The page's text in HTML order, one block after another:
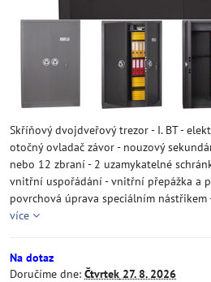
Skříňový dvojdveřový trezor - I. BT -
otočný ovladač závor - nouzový
nebo 12 zbraní - 2 uzamykatelné
vnitřní uspořádání - vnitřní přepážka a
povrchová úprava speciálním nástřikem
více
Na dotaz
Doručíme dne: Čtvrtek 27. 8. 2026